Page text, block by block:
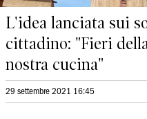
L'idea lanciata sui
cittadino: "Fieri
nostra cucina"
29 settembre 2021 16:45